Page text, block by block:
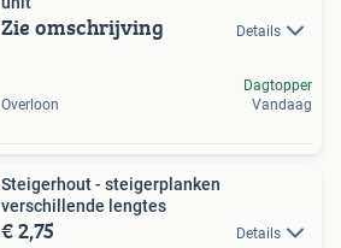
Zie omschrijving Details
Overloon
Dagtopper
Vandaag
Steigerhout - steigerplanken
verschillende lengtes
€ 2,75 Details